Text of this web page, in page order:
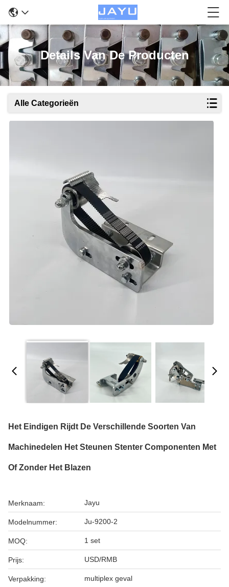
Details Van De Producten
Alle Categorieën
Het Eindigen Rijdt De Verschillende Soorten Van
Machinedelen Het Steunen Stenter Componenten Met
Of Zonder Het Blazen
Merknaam: Jayu
Modelnummer: Ju-9200-2
MOQ: 1 set
Prijs: USD/RMB
Verpakking: multiplex geval